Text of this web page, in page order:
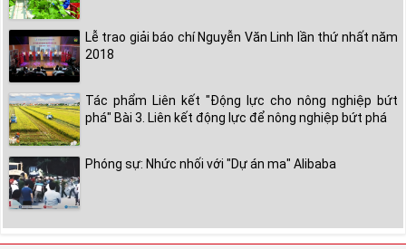
Lễ trao giải báo chí Nguyễn Văn Linh lần thứ nhất năm
2018
Tác phẩm Liên kết "Động lực cho nông nghiệp bứt
phá" Bài 3. Liên kết động lực để nông nghiệp bứt phá
Phóng sự: Nhức nhối với "Dự án ma" Alibaba